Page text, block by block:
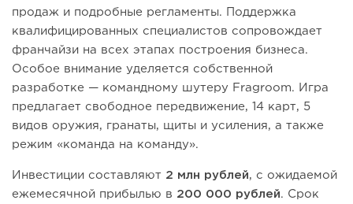
продаж и подробные регламенты. Поддержка
квалифицированных специалистов сопровождает
франчайзи на всех этапах построения бизнеса.
Особое внимание уделяется собственной
разработке — командному шутеру Fragroom. Игра
предлагает свободное передвижение, 14 карт, 5
видов оружия, гранаты, щиты и усиления, а также
режим «команда на команду».
Инвестиции составляют 2 млн рублей, с ожидаемой
ежемесячной прибылью в 200 000 рублей. Срок